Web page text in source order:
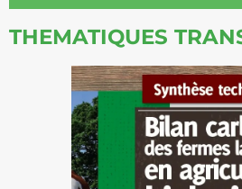
THEMATIQUES
BILAN
LAIT BIO
Synthèse technique
carbone de 58